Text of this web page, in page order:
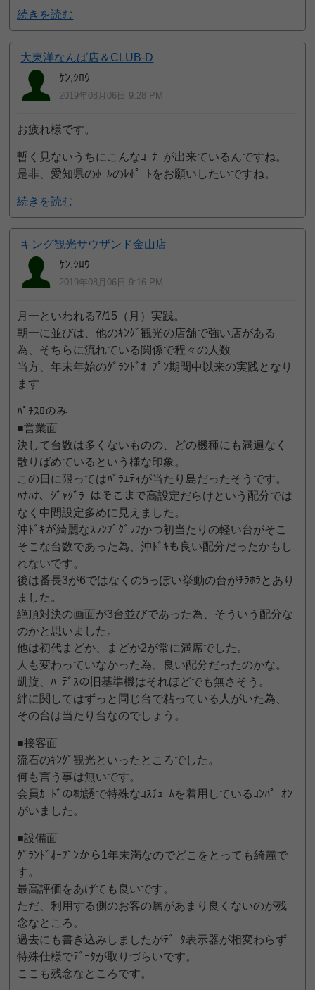
続きを読む
大東洋なんば店＆CLUB-D
ｹﾝ,ｼﾛｳ
2019年08月06日 9:28 PM
お疲れ様です。
暫く見ないうちにこんなｺｰﾅｰが出来ているんですね。
是非、愛知県のﾎｰﾙのﾚﾎﾟｰﾄをお願いしたいですね。
続きを読む
キング観光サウザンド金山店
ｹﾝ,ｼﾛｳ
2019年08月06日 9:16 PM
月一といわれる7/15（月）実践。
朝一に並びは、他のｷﾝｸﾞ観光の店舗で強い店がある
為、そちらに流れている関係で程々の人数
当方、年末年始のｸﾞﾗﾝﾄﾞｵｰﾌﾟﾝ期間中以来の実践となり
ます
ﾊﾟﾁｽﾛのみ
■営業面
決して台数は多くないものの、どの機種にも満遍なく
散りばめているという様な印象。
この日に限ってはﾊﾞﾗｴﾃｨが当たり島だったそうです。
ﾊﾅﾊﾅ、ｼﾞｬｸﾞﾗｰはそこまで高設定だらけという配分では
なく中間設定多めに見えました。
沖ﾄﾞｷが綺麗なｽﾗﾝﾌﾟｸﾞﾗﾌかつ初当たりの軽い台がそこ
そこな台数であった為、沖ﾄﾞｷも良い配分だったかもし
れないです。
後は番長3が6ではなくの5っぽい挙動の台がﾁﾗﾎﾗとあり
ました。
絶頂対決の画面が3台並びであった為、そういう配分な
のかと思いました。
他は初代まどか、まどか2が常に満席でした。
人も変わっていなかった為、良い配分だったのかな。
凱旋、ﾊｰﾃﾞｽの旧基準機はそれほどでも無さそう。
絆に関してはずっと同じ台で粘っている人がいた為、
その台は当たり台なのでしょう。
■接客面
流石のｷﾝｸﾞ観光といったところでした。
何も言う事は無いです。
会員ｶｰﾄﾞの勧誘で特殊なｺｽﾁｭｰﾑを着用しているｺﾝﾊﾟﾆｵﾝ
がいました。
■設備面
ｸﾞﾗﾝﾄﾞｵｰﾌﾟﾝから1年未満なのでどこをとっても綺麗で
す。
最高評価をあげても良いです。
ただ、利用する側のお客の層があまり良くないのが残
念なところ。
過去にも書き込みしましたがﾃﾞｰﾀ表示器が相変わらず
特殊仕様でﾃﾞｰﾀが取りづらいです。
ここも残念なところです。